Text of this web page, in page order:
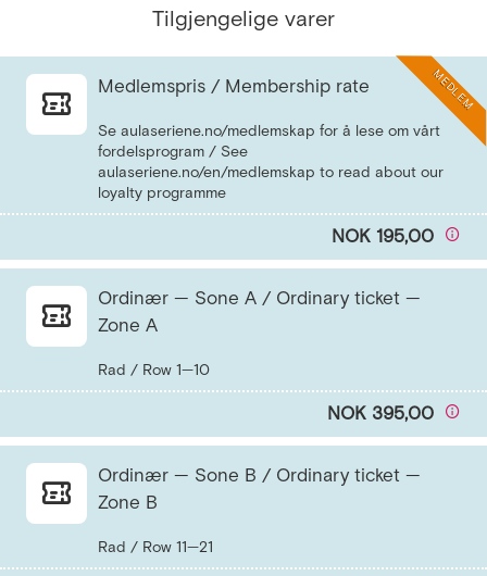
Tilgjengelige varer
Medlemspris / Membership rate
Se aulaseriene.no/medlemskap for å lese om vårt
fordelsprogram / See
aulaseriene.no/en/medlemskap to read about our
NOK 195,00
MEDLEM
Ordinær — Sone A / Ordinary ticket —
Zone A
NOK 395,00
Ordinær — Sone B / Ordinary ticket —
Zone B